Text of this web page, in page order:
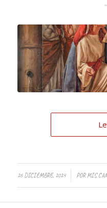
26 DICIEMBRE, 2024 PORMIS